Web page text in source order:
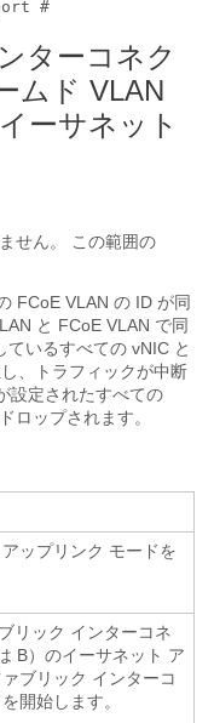
ターコネク
ムド VLAN
ーサネット
せん。 この範囲の
FCoE VLAN の ID が同
と FCoE VLAN で同
ているすべての vNIC と
、トラフィックが中断
設定されたすべての
ロップされます。
ップリンク モードを
リック インターコネ
B）のイーサネット ア
ブリック インターコ
開始します。